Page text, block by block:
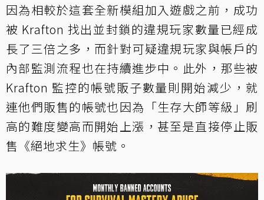
因為相較於這套全新模組加入遊戲之前，成功
被 Krafton 找出並封鎖的違規玩家數量已經成
長了三倍之多，而針對可疑違規玩家與帳戶的
內部監測流程也在持續進步中。此外，那些被
Krafton 監控的帳號販子數量則開始減少，就
連他們販售的帳號也因為「生存大師等級」刷
高的難度變高而開始上漲，甚至是直接停止販
售《絕地求生》帳號。